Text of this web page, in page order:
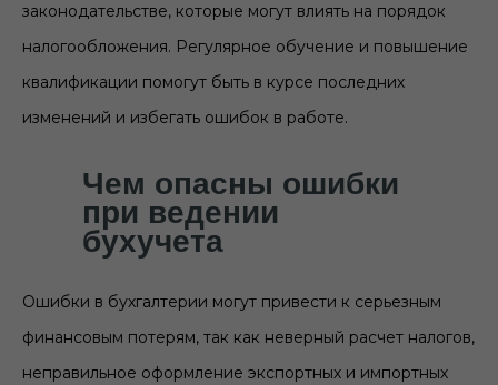
законодательстве, которые могут влиять на порядок
налогообложения. Регулярное обучение и повышение
квалификации помогут быть в курсе последних
изменений и избегать ошибок в работе.
Чем опасны ошибки
при ведении
бухучета
Ошибки в бухгалтерии могут привести к серьезным
финансовым потерям, так как неверный расчет налогов,
неправильное оформление экспортных и импортных